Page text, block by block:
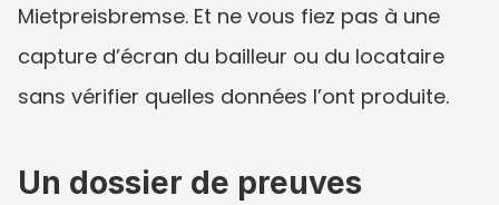
Mietpreisbremse. Et ne vous fiez pas à une
capture d’écran du bailleur ou du locataire
sans vérifier quelles données l’ont produite.
Un dossier de preuves